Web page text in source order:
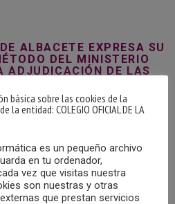
ALBACETE EXPRESA SU
DEL MINISTERIO
ADJUDICACIÓN DE LAS
VA A LLEVAR A CABO
General de Ordenación
Sanidad publicaba la
los actos de
básica sobre las cookies de la
la entidad: COLEGIO OFICIAL DE LA
es un pequeño archivo
en tu ordenador,
vez que visitas nuestra
son nuestras y otras
que prestan servicios